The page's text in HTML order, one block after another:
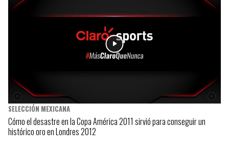
SELECCIÓN MEXICANA
Cómo el desastre en la Copa América 2011 sirvió para conseguir un
histórico oro en Londres 2012